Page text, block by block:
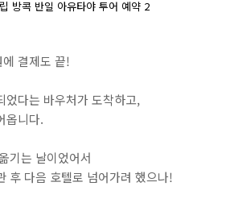
방콕 반일 아유타야 투어 예약 2
결제도 끝!
었다는 바우처가 도착하고,
옵니다.
기는 날이었어서
후 다음 호텔로 넘어가려 했으나!